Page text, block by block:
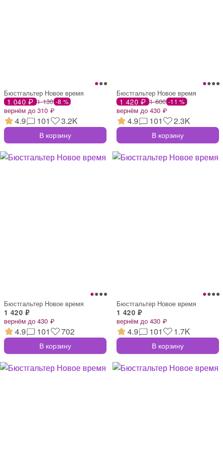
Бюстгальтер Новое время
1 040 ₽ 1 130 -8 %
вернём до 310 ₽
4.9 101 3.2K
В корзину
Бюстгальтер Новое время
1 420 ₽ 1 600 -11 %
вернём до 430 ₽
4.9 101 2.3K
В корзину
Бюстгальтер Новое время
1 420 ₽
вернём до 430 ₽
4.9 101 702
В корзину
Бюстгальтер Новое время
1 420 ₽
вернём до 430 ₽
4.9 101 1.7K
В корзину